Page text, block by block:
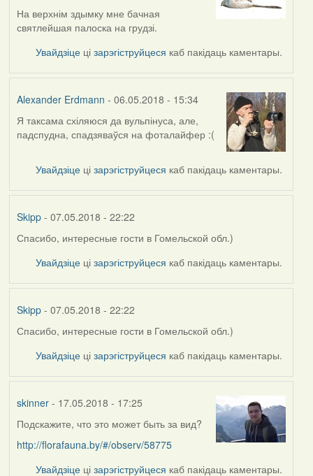
На верхнім здымку мне бачная
святлейшая палоска на грудзі.
Увайдзіце цізарэгіструйцеся каб пакідаць каментары.
Alexander Erdmann - 06.05.2018 - 15:34
In
reply
Я таксама схіляюся да вульпінуса, але,
падспудна, спадзяваўся на фоталайфер :(
Увайдзіце цізарэгіструйцеся каб пакідаць каментары.
Skipp- 07.05.2018 - 22:22
In
reply
by
Erdmann
Спасибо, интересные гости в Гомельской обл.)
Увайдзіце цізарэгіструйцеся каб пакідаць каментары.
Skipp- 07.05.2018 - 22:22
In
reply
by
Erdmann
Спасибо, интересные гости в Гомельской обл.)
Увайдзіце цізарэгіструйцеся каб пакідаць каментары.
skinner- 17.05.2018 - 17:25
Подскажите, что это может быть за вид?
http://florafauna.by/#/observ/58775
Увайдзіце цізарэгіструйцеся каб пакідаць каментары.